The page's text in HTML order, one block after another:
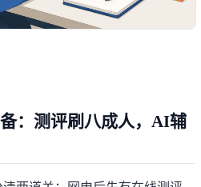
：测评刷八成人，AI辅